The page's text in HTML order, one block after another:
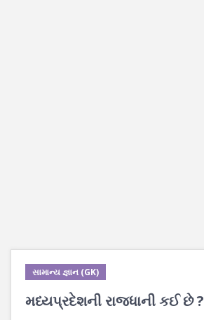
સામાન્ય જ્ઞાન (GK)
મધ્યપ્રદેશની રાજધાની કઈ છે ?